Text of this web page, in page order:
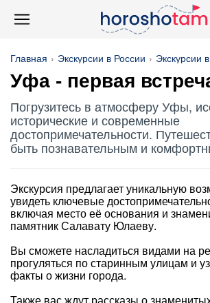
Главная Экскурсии в России Экскурсии
Уфа - первая
Погрузитесь в атмосферу Уфы,
исторические и современные
достопримечательности.
быть познавательным и
Экскурсия предлагает уникальную
увидеть ключевые
включая место её основания и
памятник Салавату Юлаеву.
Вы сможете насладиться видами на
прогуляться по старинным улицам и
факты о жизни города.